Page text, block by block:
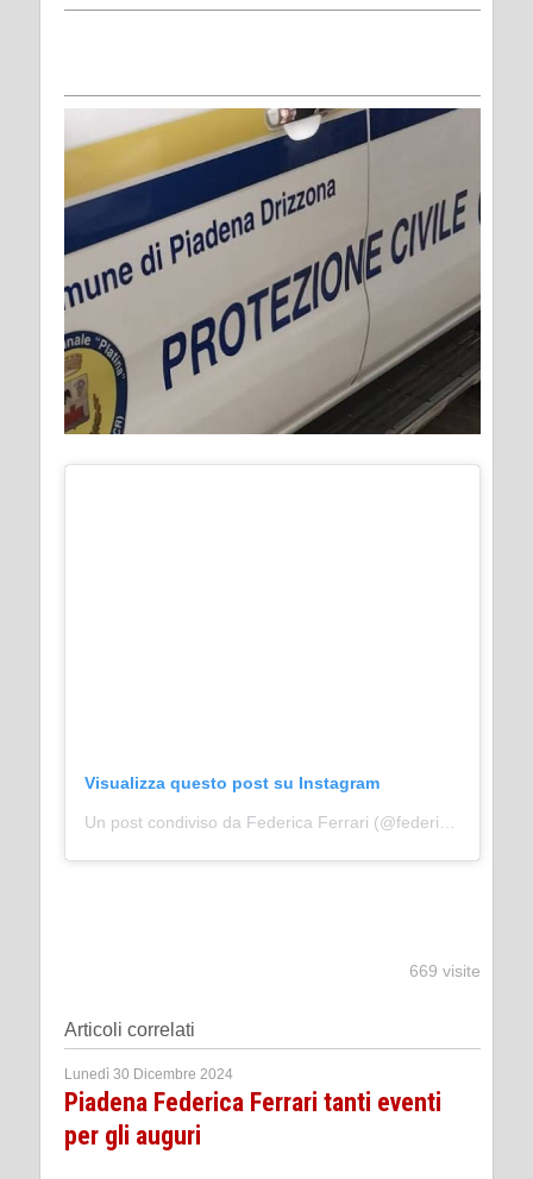
Visualizza questo post su Instagram
669 visite
Articoli correlati
Lunedì 30 Dicembre 2024
Piadena Federica Ferrari tanti eventi
per gli auguri